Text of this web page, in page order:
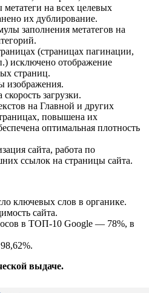
на всех целевых
их дублирование.
заполнения метатегов на
(страницах пагинации,
исключено отображение
страниц.
изображения.
загрузки.
на Главной и других
повышена их
оптимальная плотность
сайта, работа по
ссылок на страницы сайта.
ключевых слов в органике.
сайта.
в ТОП-10 Google — 78%, в
выдаче.